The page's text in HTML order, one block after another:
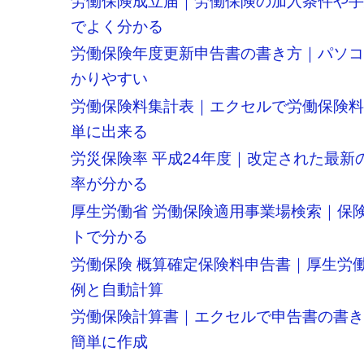
でよく分かる
労働保険年度更新申告書の書き方｜パソ
かりやすい
労働保険料集計表｜エクセルで労働保険
単に出来る
労災保険率 平成24年度｜改定された最新
率が分かる
厚生労働省 労働保険適用事業場検索｜保
トで分かる
労働保険 概算確定保険料申告書｜厚生労
例と自動計算
労働保険計算書｜エクセルで申告書の書
簡単に作成